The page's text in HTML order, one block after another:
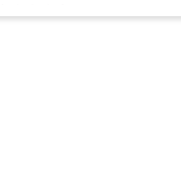
są agresywne (nie